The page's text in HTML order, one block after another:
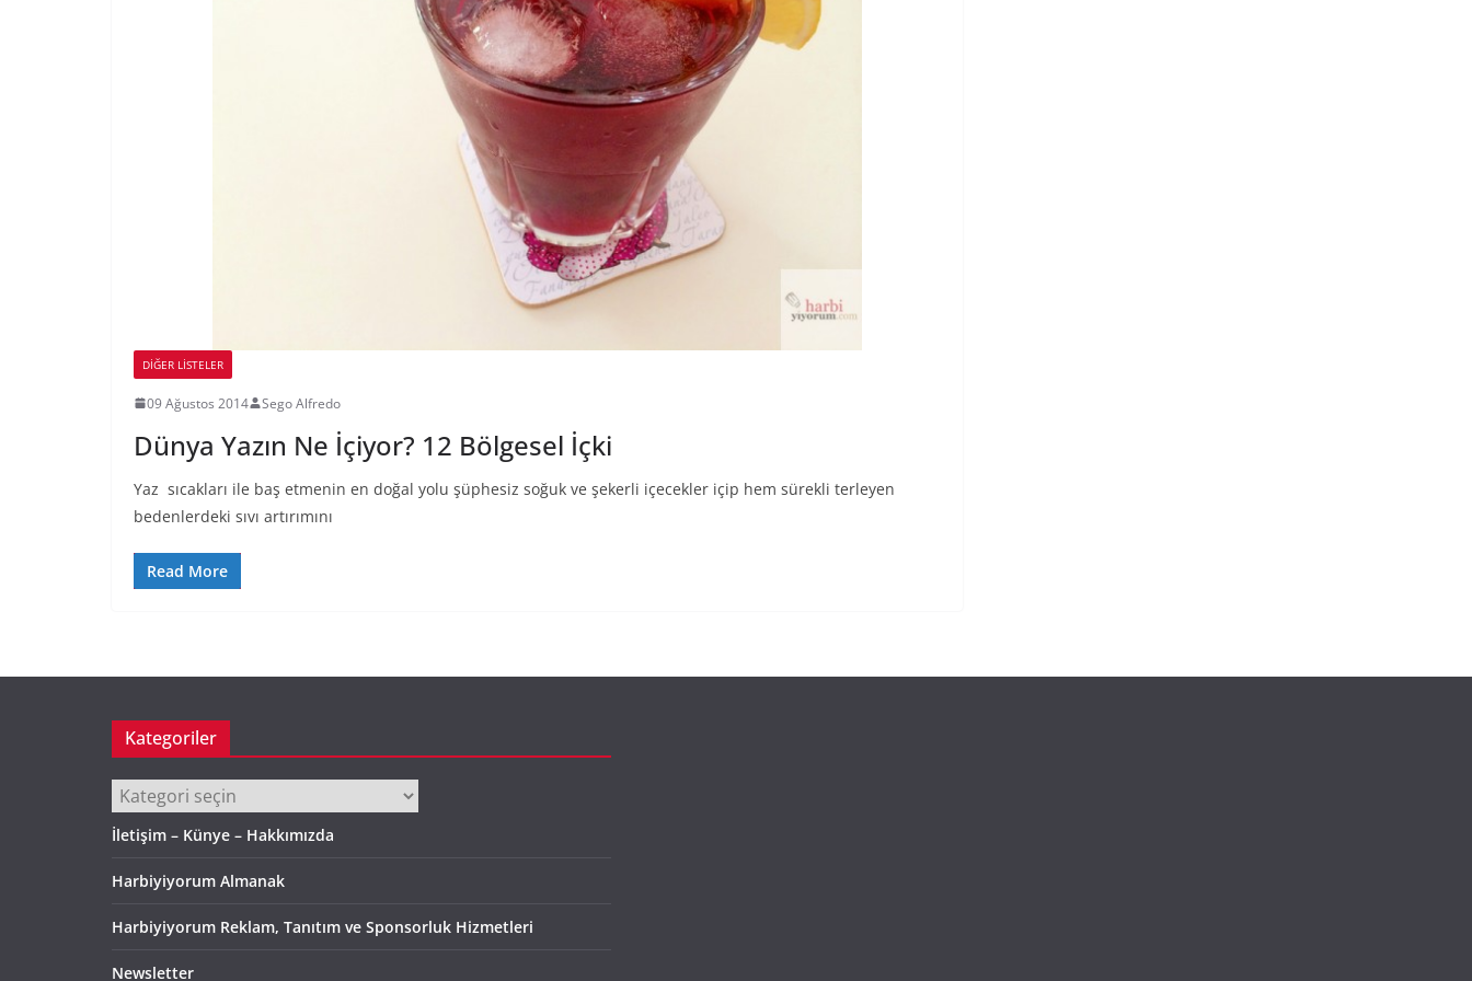
DIĞER LISTELER
09 Ağustos 2014 Sego Alfredo
Dünya Yazın Ne İçiyor? 12 Bölgesel İçki
Yaz sıcakları ile baş etmenin en doğal yolu şüphesiz soğuk ve şekerli içecekler içip hem sürekli terleyen
bedenlerdeki sıvı artırımını
Read More
Kategoriler
Kategoriler
İletişim – Künye – Hakkımızda
Harbiyiyorum Almanak
Harbiyiyorum Reklam, Tanıtım ve Sponsorluk Hizmetleri
Newsletter